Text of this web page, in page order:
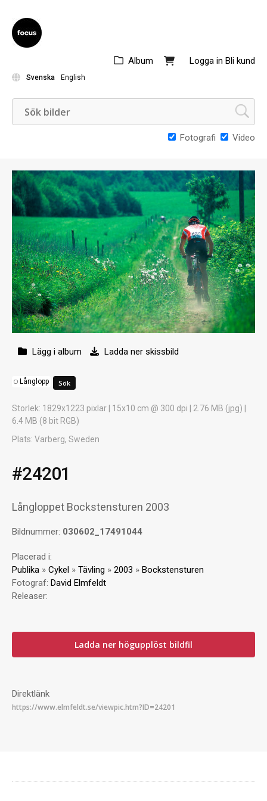
Logga in Bli kund
Album
Svenska English
Fotografi Video
Lägg i album Ladda ner skissbild
Långlopp
Storlek: 1829x1223 pixlar | 15x10 cm @ 300 dpi | 2.76 MB (jpg) |
6.4 MB (8 bit RGB)
Plats: Varberg, Sweden
#24201
Långloppet Bockstensturen 2003
Bildnummer: 030602_17491044
Placerad i:
Publika » Cykel » Tävling » 2003 » Bockstensturen
Fotograf: David Elmfeldt
Releaser:
Ladda ner högupplöst bildfil
Direktlänk